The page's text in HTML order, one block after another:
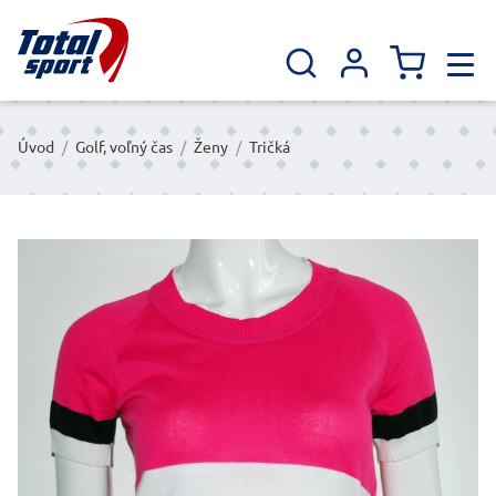
Úvod / Golf, voľný čas / Ženy / Tričká